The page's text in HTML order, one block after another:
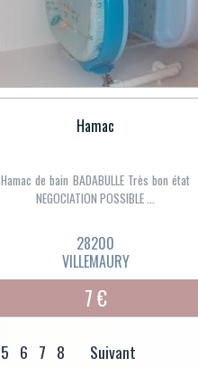
Hamac
Hamac de bain BADABULLE Très bon état
NEGOCIATION POSSIBLE ...
28200
VILLEMAURY
7 €
5 6 7 8 Suivant